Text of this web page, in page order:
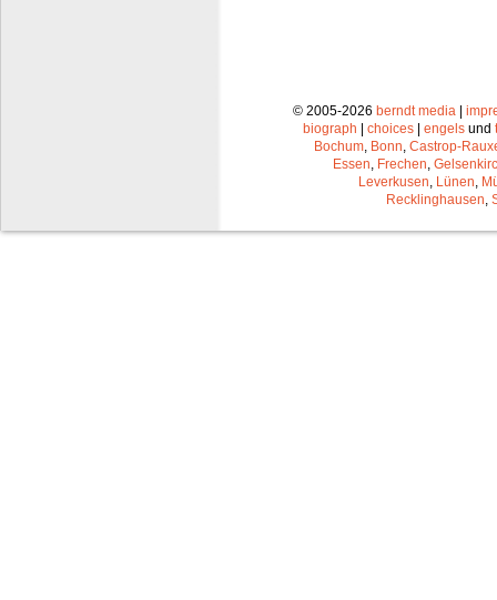
© 2005-2026 berndt media |
biograph | choices | engels und
Bochum Bonn Castrop-
Essen Frechen
Leverkusen Lünen
Recklinghausen